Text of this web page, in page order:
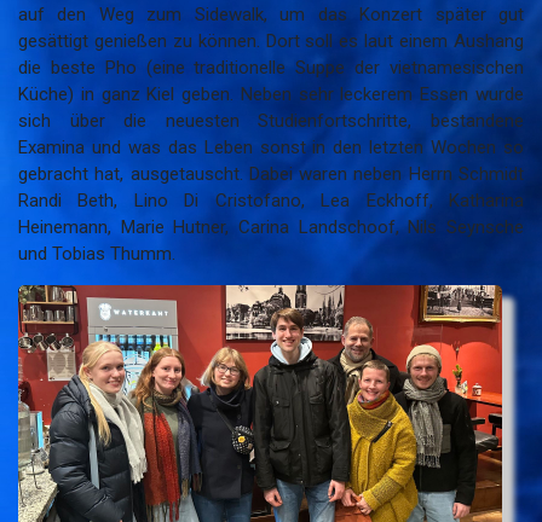
auf den Weg zum Sidewalk, um das Konzert später gut
gesättigt genießen zu können. Dort soll es laut einem Aushang
die beste Pho (eine traditionelle Suppe der vietnamesischen
Küche) in ganz Kiel geben. Neben sehr leckerem Essen wurde
sich über die neuesten Studienfortschritte, bestandene
Examina und was das Leben sonst in den letzten Wochen so
gebracht hat, ausgetauscht. Dabei waren neben Herrn Schmidt
Randi Beth, Lino Di Cristofano, Lea Eckhoff, Katharina
Heinemann, Marie Hutner, Carina Landschoof, Nils Seynsche
und Tobias Thumm.